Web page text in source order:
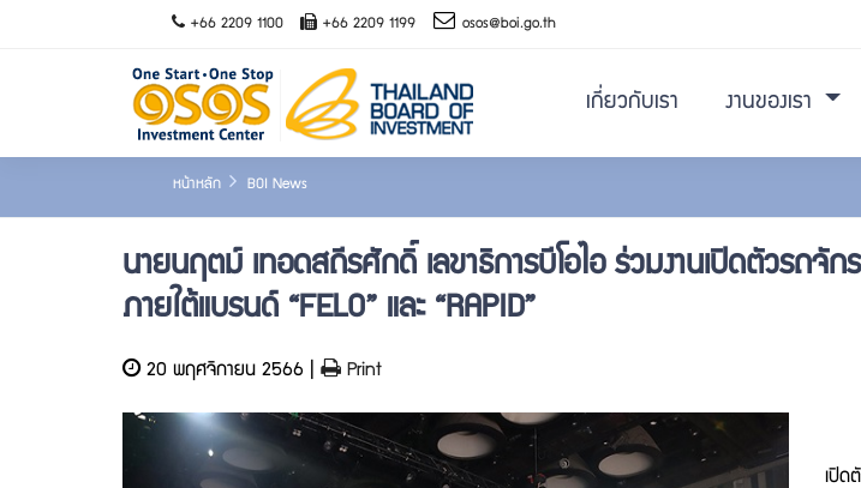
+66 2209 1100 +66 2209 1199 osos@boi.go.th
เกี่ยวกับเรา งานของเรา
หน้าหลัก BOI News
นายนฤตม์ เทอดสถีรศักดิ์ เลขาธิการบีโอไอ ร่วมงานเปิดตัวรถจั
ภายใต้แบรนด์ “FELO” และ “RAPID”
20 พฤศจิกายน 2566 | Print
เมื่
เปิด